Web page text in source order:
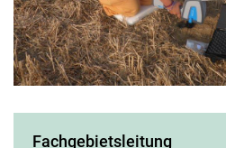
Fach­ge­biets­lei­tung